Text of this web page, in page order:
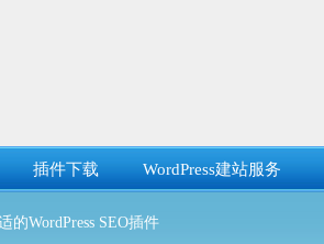
插件下载 WordPress建站服务
的WordPress SEO插件